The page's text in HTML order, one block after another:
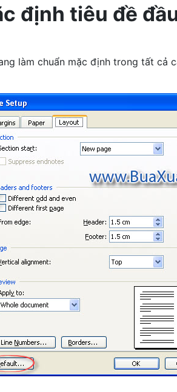
định tiêu đề
làm chuẩn mặc định trong tất